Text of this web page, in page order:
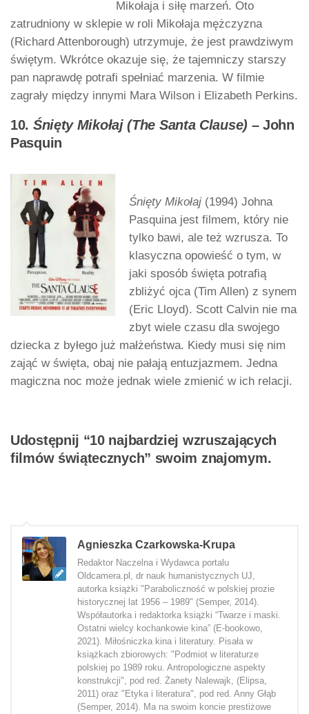
Mikołaja i siłę marzeń. Oto
zatrudniony w sklepie w roli Mikołaja mężczyzna
(Richard Attenborough) utrzymuje, że jest prawdziwym
świętym. Wkrótce okazuje się, że tajemniczy starszy
pan naprawdę potrafi spełniać marzenia. W filmie
zagrały między innymi Mara Wilson i Elizabeth Perkins.
10. Śnięty Mikołaj (The Santa Clause) – John
Pasquin
Śnięty Mikołaj (1994) Johna
Pasquina jest filmem, który nie
tylko bawi, ale też wzrusza. To
klasyczna opowieść o tym, w
jaki sposób święta potrafią
zbliżyć ojca (Tim Allen) z synem
(Eric Lloyd). Scott Calvin nie ma
zbyt wiele czasu dla swojego
dziecka z byłego już małżeństwa. Kiedy musi się nim
zająć w święta, obaj nie pałają entuzjazmem. Jedna
magiczna noc może jednak wiele zmienić w ich relacji.
Udostępnij “10 najbardziej wzruszających
filmów świątecznych” swoim znajomym.
Agnieszka Czarkowska-Krupa
Redaktor Naczelna i Wydawca portalu
Oldcamera.pl, dr nauk humanistycznych UJ,
autorka książki "Paraboliczność w polskiej prozie
historycznej lat 1956 – 1989" (Semper, 2014).
Współautorka i redaktorka książki “Twarze i maski.
Ostatni wielcy kochankowie kina” (E-bookowo,
2021). Miłośniczka kina i literatury. Pisała w
książkach zbiorowych: "Podmiot w literaturze
polskiej po 1989 roku. Antropologiczne aspekty
konstrukcji", pod red. Żanety Nalewajk, (Elipsa,
2011) oraz "Etyka i literatura", pod red. Anny Głąb
(Semper, 2014). Ma na swoim koncie prestiżowe